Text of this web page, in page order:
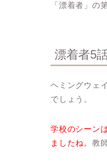
「漂着者」の
漂着者5
ヘミングウェ
でしょう。
学校のシーン
ましたね。 教